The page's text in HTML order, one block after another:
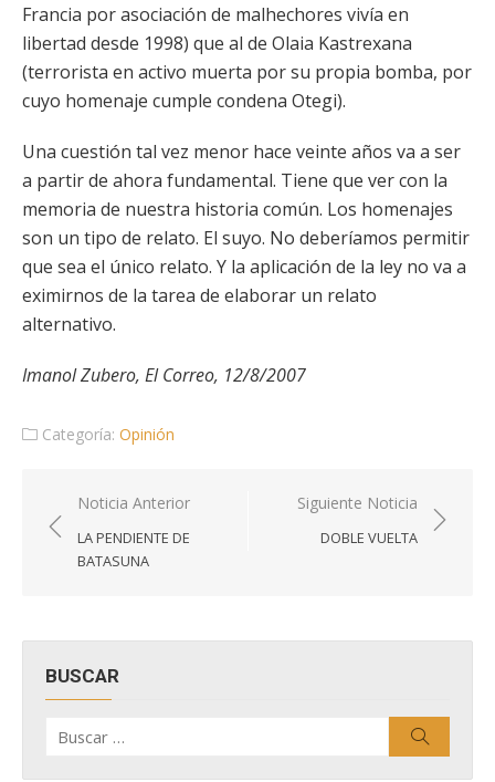
Francia por asociación de malhechores vivía en
libertad desde 1998) que al de Olaia Kastrexana
(terrorista en activo muerta por su propia bomba, por
cuyo homenaje cumple condena Otegi).
Una cuestión tal vez menor hace veinte años va a ser
a partir de ahora fundamental. Tiene que ver con la
memoria de nuestra historia común. Los homenajes
son un tipo de relato. El suyo. No deberíamos permitir
que sea el único relato. Y la aplicación de la ley no va a
eximirnos de la tarea de elaborar un relato
alternativo.
Imanol Zubero, El Correo, 12/8/2007
Categoría: Opinión
Navegación
de
entradas
Noticia Anterior
LA PENDIENTE DE
BATASUNA
Siguiente Noticia
DOBLE VUELTA
BUSCAR
por: